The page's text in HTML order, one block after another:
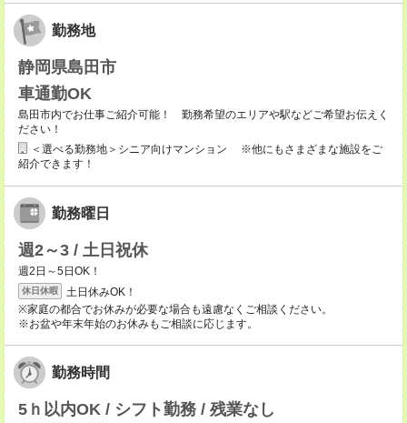
勤務地
静岡県島田市
車通勤OK
島田市内でお仕事ご紹介可能！ 勤務希望のエリアや駅などご希望お伝えく
ださい！
＜選べる勤務地＞シニア向けマンション ※他にもさまざまな施設をご
紹介できます！
勤務曜日
週2～3 / 土日祝休
週2日～5日OK！
休日休暇
土日休みOK！
※家庭の都合でお休みが必要な場合も遠慮なくご相談ください。
※お盆や年末年始のお休みもご相談に応じます。
勤務時間
5ｈ以内OK / シフト勤務 / 残業なし